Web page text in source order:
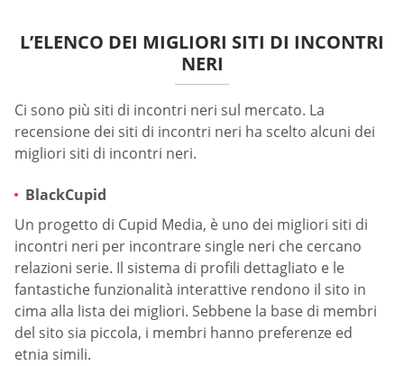
L’ELENCO DEI MIGLIORI SITI DI INCONTRI
NERI
Ci sono più siti di incontri neri sul mercato. La
recensione dei siti di incontri neri ha scelto alcuni dei
migliori siti di incontri neri.
BlackCupid
Un progetto di Cupid Media, è uno dei migliori siti di
incontri neri per incontrare single neri che cercano
relazioni serie. Il sistema di profili dettagliato e le
fantastiche funzionalità interattive rendono il sito in
cima alla lista dei migliori. Sebbene la base di membri
del sito sia piccola, i membri hanno preferenze ed
etnia simili.